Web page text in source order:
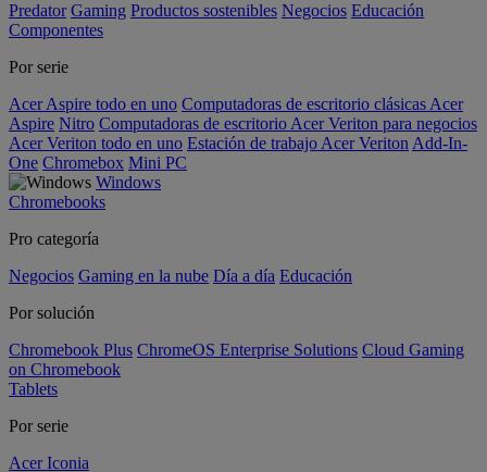
Predator Gaming Productos sostenibles Negocios Educación
Componentes
Por serie
Acer Aspire todo en uno Computadoras de escritorio clásicas Acer
Aspire Nitro Computadoras de escritorio Acer Veriton para negocios
Acer Veriton todo en uno Estación de trabajo Acer Veriton Add-In-
One Chromebox Mini PC
Windows
Chromebooks
Pro categoría
Negocios Gaming en la nube Día a día Educación
Por solución
Chromebook Plus ChromeOS Enterprise Solutions Cloud Gaming
on Chromebook
Tablets
Por serie
Acer Iconia